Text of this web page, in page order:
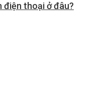
điện thoại ở đâu?